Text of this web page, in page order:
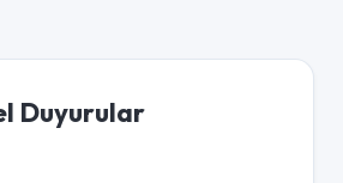
Duyurular